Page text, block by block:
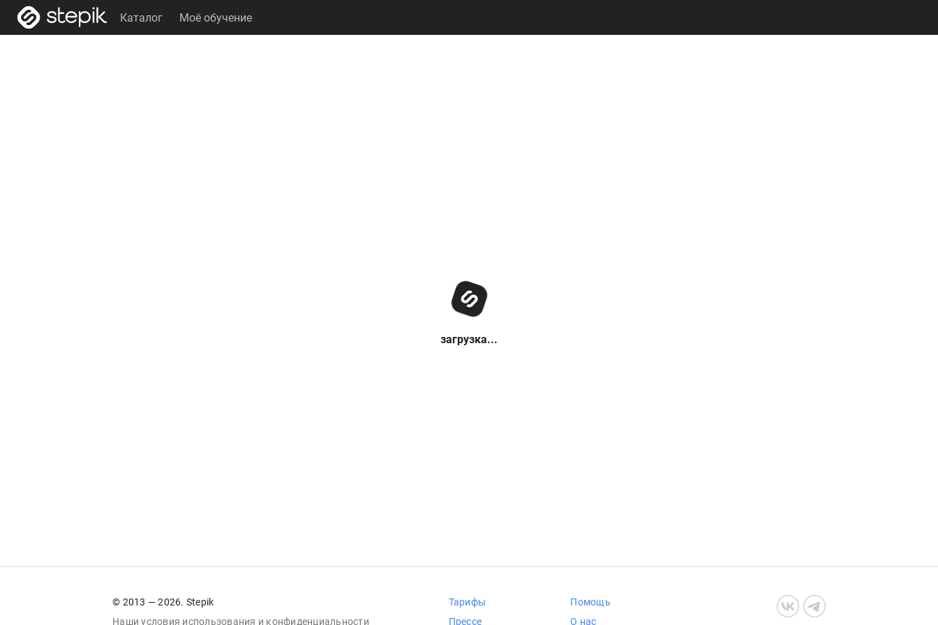
Каталог Моё обучение
загрузка...
© 2013 — 2026. Stepik
Наши условия использования и конфиденциальности
Тарифы
Прессе
Помощь
О нас